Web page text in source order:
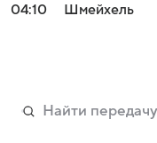
04:10
Шмейхель